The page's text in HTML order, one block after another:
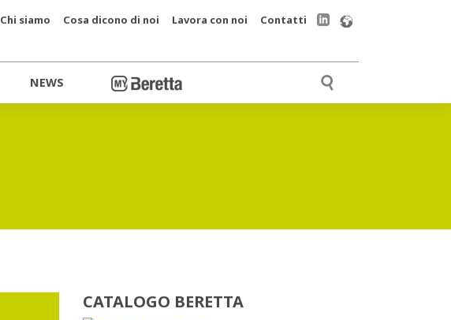
NEWS
Chi siamo Cosa dicono di noi Lavora con noi Contatti
CATALOGO BERETTA